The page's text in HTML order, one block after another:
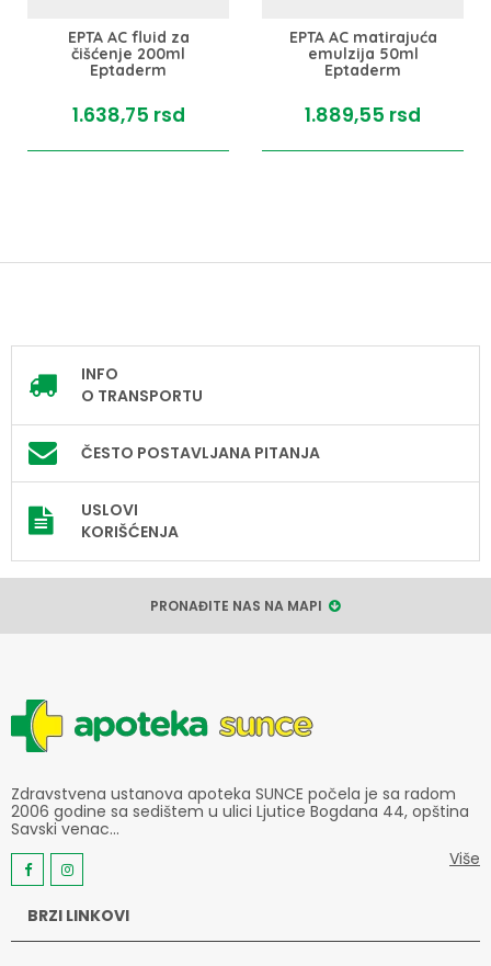
EPTA AC fluid za
čišćenje 200ml
Eptaderm
1.638,75 rsd
EPTA AC matirajuća
emulzija 50ml
Eptaderm
1.889,55 rsd
INFO
O TRANSPORTU
ČESTO POSTAVLJANA PITANJA
USLOVI
KORIŠĆENJA
PRONAĐITE NAS NA MAPI
Zdravstvena ustanova apoteka SUNCE počela je sa radom
2006 godine sa sedištem u ulici Ljutice Bogdana 44, opština
Savski venac...
Više
BRZI LINKOVI